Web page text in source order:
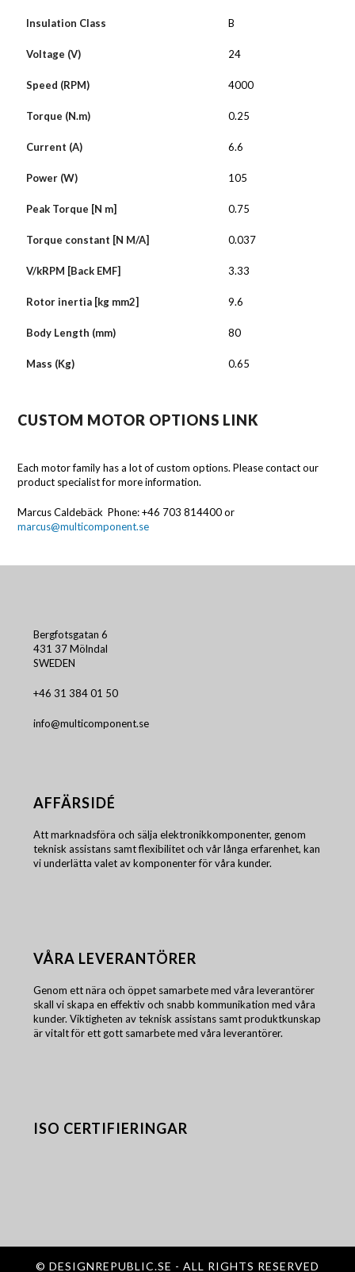
Insulation Class B
Voltage (V) 24
Speed (RPM) 4000
Torque (N.m) 0.25
Current (A) 6.6
Power (W) 105
Peak Torque [N m] 0.75
Torque constant [N M/A] 0.037
V/kRPM [Back EMF] 3.33
Rotor inertia [kg mm2] 9.6
Body Length (mm) 80
Mass (Kg) 0.65
CUSTOM MOTOR OPTIONS LINK
Each motor family has a lot of custom options. Please contact our
product specialist for more information.
Marcus Caldebäck Phone: +46 703 814400 or
marcus@multicomponent.se
Bergfotsgatan 6
431 37 Mölndal
SWEDEN
+46 31 384 01 50
info@multicomponent.se
AFFÄRSIDÉ
Att marknadsföra och sälja elektronikkomponenter, genom
teknisk assistans samt flexibilitet och vår långa erfarenhet, kan
vi underlätta valet av komponenter för våra kunder.
VÅRA LEVERANTÖRER
Genom ett nära och öppet samarbete med våra leverantörer
skall vi skapa en effektiv och snabb kommunikation med våra
kunder. Viktigheten av teknisk assistans samt produktkunskap
är vitalt för ett gott samarbete med våra leverantörer.
ISO CERTIFIERINGAR
© DESIGNREPUBLIC.SE - ALL RIGHTS RESERVED